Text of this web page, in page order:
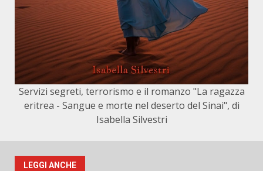
Servizi segreti, terrorismo e il romanzo "La ragazza
eritrea - Sangue e morte nel deserto del Sinai", di
Isabella Silvestri
LEGGI ANCHE